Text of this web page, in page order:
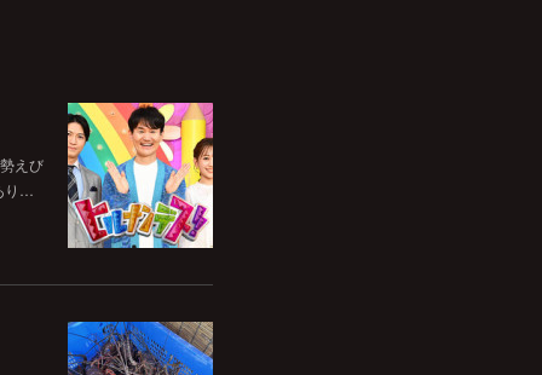
えび
り…